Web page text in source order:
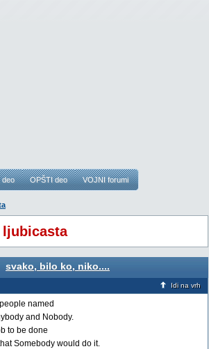
deo OPŠTI deo VOJNI forumi
svako, bilo ko, niko....
Idi na vrh
named
and Nobody.
to be done
Somebody would do it.